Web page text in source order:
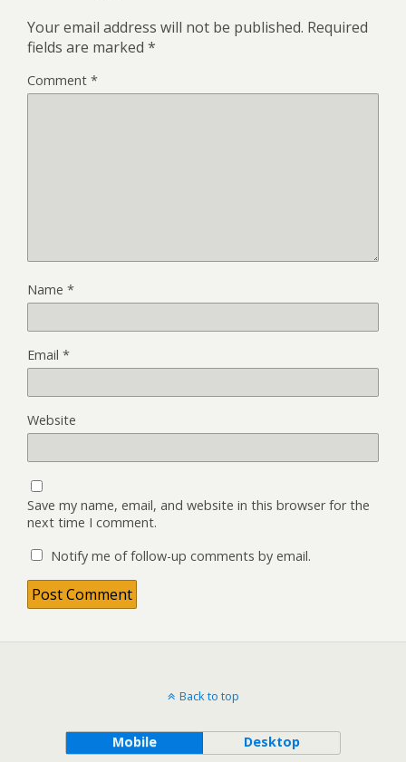
Your email address will not be published. Required
fields are marked *
Comment *
Name *
Email *
Website
Save my name, email, and website in this browser for the
next time I comment.
Notify me of follow-up comments by email.
Back to top
Mobile Desktop